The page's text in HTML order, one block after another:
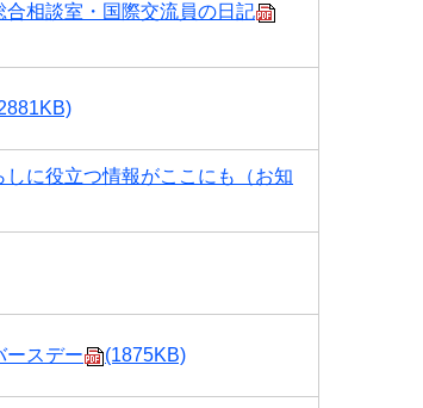
相談室・国際交流員の日記
に役立つ情報がここにも（お知
ースデー (1875KB)